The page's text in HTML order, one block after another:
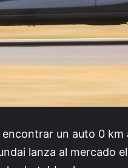
un auto 0 km
lanza al mercado